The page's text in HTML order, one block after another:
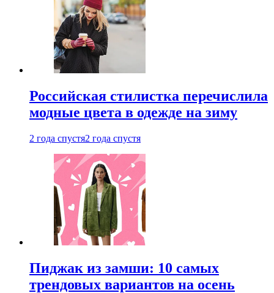
Российская стилистка перечислила
модные цвета в одежде на зиму
2 года спустя2 года спустя
Пиджак из замши: 10 самых
трендовых вариантов на осень